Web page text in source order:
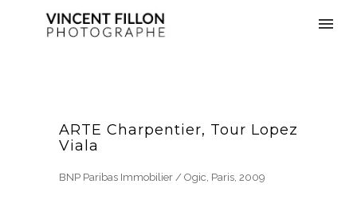
ARTE Charpentier, Tour Lopez
Viala
BNP Paribas Immobilier / Ogic, Paris, 2009